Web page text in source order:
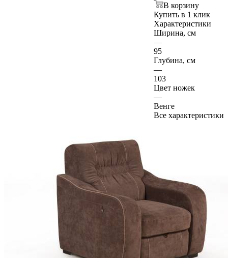
В корзину
Купить в 1 клик
Характеристики
Ширина, см
—
95
Глубина, см
—
103
Цвет ножек
—
Венге
Все характеристики